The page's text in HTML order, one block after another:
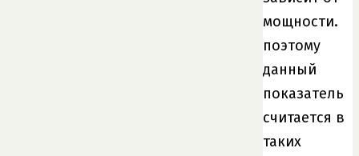
мощности.
поэтому
данный
показатель
считается в
таких